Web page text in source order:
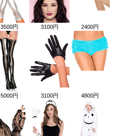
3500円 3100円 2400円
5000円 3100円 4800円